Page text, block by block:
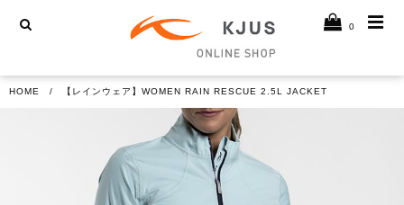
0
HOME 【レインウェア】WOMEN RAIN RESCUE 2.5L JACKET